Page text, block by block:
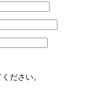
ださい。